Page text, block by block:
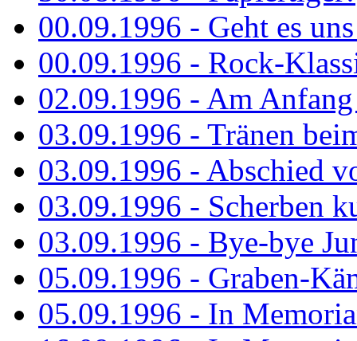
00.09.1996 - Geht es
00.09.1996 - Rock-
02.09.1996 - Am
03.09.1996 - Tränen
03.09.1996 - Abschied
03.09.1996 - Scherben
03.09.1996 - Bye-bye
05.09.1996 - Graben-
05.09.1996 - In